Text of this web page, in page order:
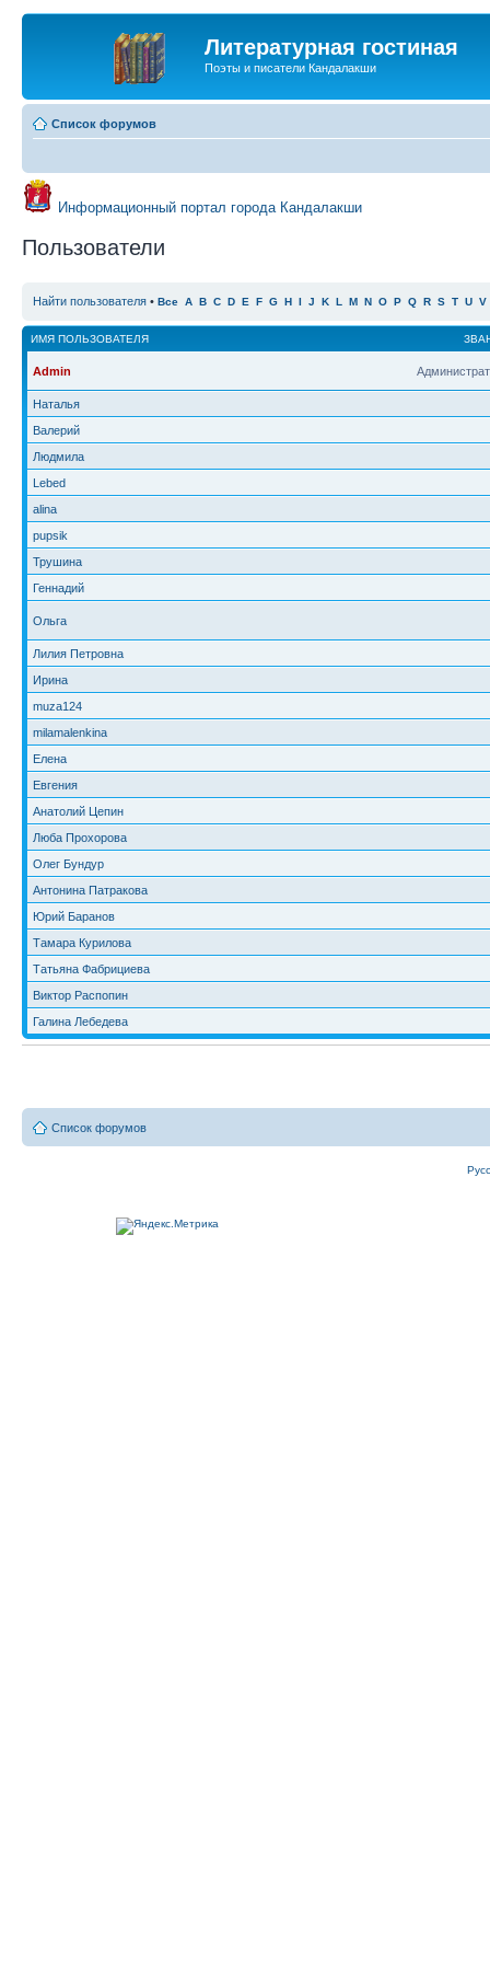
Литературная гостиная
Поэты и писатели Кандалакши
Список форумов
Информационный портал города Кандалакши
Пользователи
Найти пользователя • Все A B C D E F G H I J K L M N O P Q R S T U V
ИМЯ ПОЛЬЗОВАТЕЛЯ
Admin
Наталья
Валерий
Людмила
Lebed
alina
pupsik
Трушина
Геннадий
Ольга
Лилия Петровна
Ирина
muza124
milamalenkina
Елена
Евгения
Анатолий Цепин
Люба Прохорова
Олег Бундур
Антонина Патракова
Юрий Баранов
Тамара Курилова
Татьяна Фабрициева
Виктор Распопин
Галина Лебедева
Список форумов